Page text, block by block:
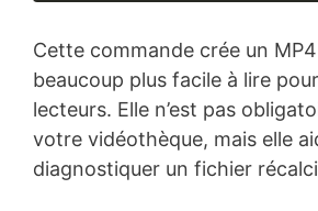
code :
CSS
(css)
Cette commande crée un
beaucoup plus facile à lire
lecteurs. Elle n’est pas
votre vidéothèque, mais elle
diagnostiquer un fichier